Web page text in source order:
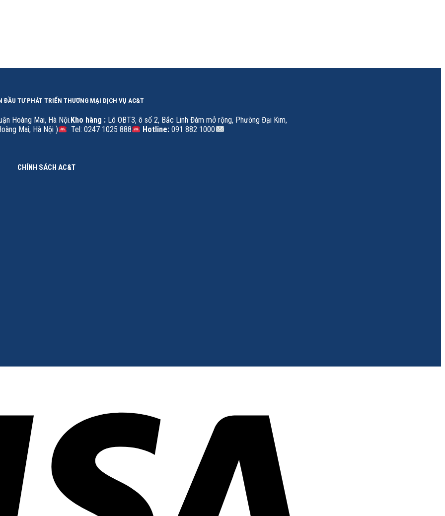
ĐẦU TƯ PHÁT TRIỂN THƯƠNG MẠI DỊCH VỤ AC&T
Hoàng Mai, Hà Nội. Kho hàng : Lô OBT3, ô số 2, Bắc Linh Đàm mở rộng, Phường Đại Kim,
Mai, Hà Nội )
Tel: 0247 1025 888 Hotline:091 882 1000
CHÍNH SÁCH AC&T